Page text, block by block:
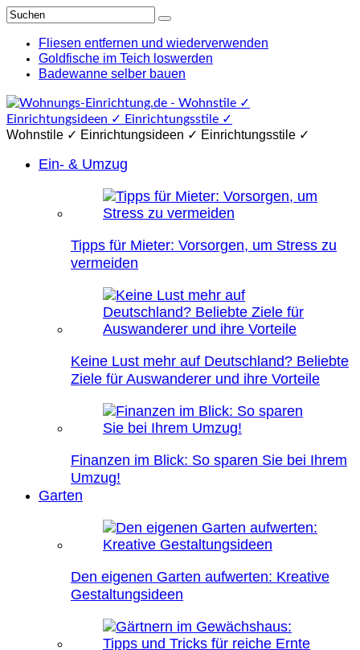
Fliesen entfernen und wiederverwenden
Goldfische im Teich loswerden
Badewanne selber bauen
Wohnstile ✓ Einrichtungsideen ✓ Einrichtungsstile ✓
Ein- & Umzug
Tipps für Mieter: Vorsorgen, um Stress zu
vermeiden
Keine Lust mehr auf Deutschland? Beliebte
Ziele für Auswanderer und ihre Vorteile
Finanzen im Blick: So sparen Sie bei Ihrem
Umzug!
Garten
Den eigenen Garten aufwerten: Kreative
Gestaltungsideen